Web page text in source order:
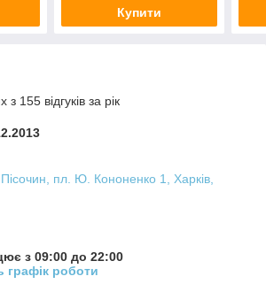
Купити
155 відгуків за рік
пл. Ю. Кононенко 1, Харків,
з 09:00 до 22:00
графік роботи